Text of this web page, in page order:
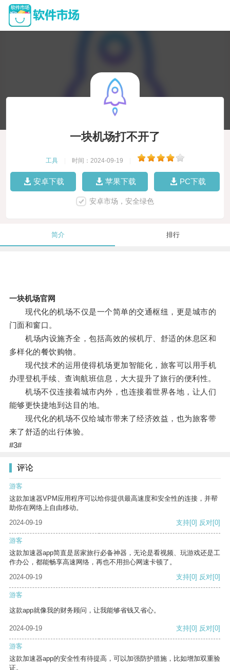
一块机场打不开了
工具 时间：2024-09-19
安卓下载 苹果下载 PC下载
安卓市场，安全绿色
简介 排行
一块机场官网
现代化的机场不仅是一个简单的交通枢纽，更是城市的
门面和窗口。
机场内设施齐全，包括高效的候机厅、舒适的休息区和
多样化的餐饮购物。
现代技术的运用使得机场更加智能化，旅客可以用手机
办理登机手续、查询航班信息，大大提升了旅行的便利性。
机场不仅连接着城市内外，也连接着世界各地，让人们
能够更快捷地到达目的地。
现代化的机场不仅给城市带来了经济效益，也为旅客带
来了舒适的出行体验。
#3#
评论
游客
这款加速器VPM应用程序可以给你提供最高速度和安全性的连接，并帮
助你在网络上自由移动。
2024-09-19
支持[0] 反对[0]
游客
这款加速器app简直是居家旅行必备神器，无论是看视频、玩游戏还是工
作办公，都能畅享高速网络，再也不用担心网速卡顿了。
2024-09-19
支持[0] 反对[0]
游客
这款app就像我的财务顾问，让我能够省钱又省心。
2024-09-19 支持[0] 反对[0]
游客
这款加速器app的安全性有待提高，可以加强防护措施，比如增加双重验
证。